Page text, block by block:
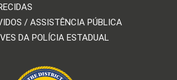
/ ASSISTÊNCIA PÚBLICA
DA POLÍCIA ESTADUAL